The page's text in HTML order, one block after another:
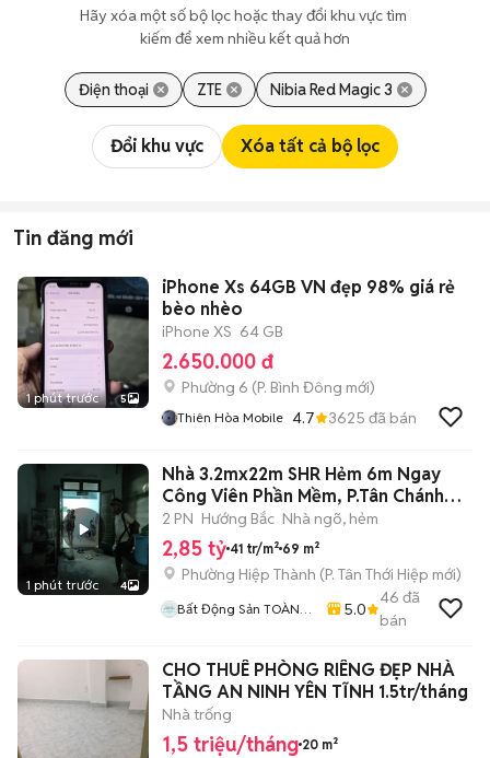
Hãy xóa một số bộ lọc hoặc thay đổi khu vực tìm
kiếm để xem nhiều kết quả hơn
Điện thoại ZTE Nibia Red Magic 3
Đổi khu vực Xóa tất cả bộ lọc
Tin đăng mới
1 phút trước 5
iPhone Xs 64GB VN đẹp 98% giá rẻ
bèo nhèo
iPhone XS 64 GB
2.650.000 đ
Phường 6 (P. Bình Đông mới)
Thiên Hòa Mobile 4.7 3625 đã bán
1 phút trước 4
Nhà 3.2mx22m SHR Hẻm 6m Ngay
Công Viên Phần Mềm, P.Tân Chánh
Hiệp, Q12
2 PN Hướng Bắc Nhà ngõ, hẻm
2,85 tỷ 41 tr/m² 69 m²
Phường Hiệp Thành (P. Tân Thới Hiệp mới)
Bất Động Sản TOÀN
5.0
46 đã
bán
CHO THUÊ PHÒNG RIÊNG ĐẸP NHÀ
TẦNG AN NINH YÊN TĨNH 1.5tr/tháng
Nhà trống
1,5 triệu/tháng 20 m²